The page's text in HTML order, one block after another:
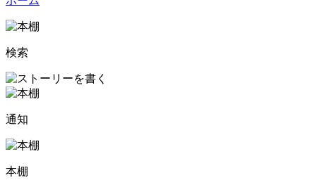
検索
通知
本棚